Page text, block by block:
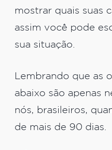
mostrar quais suas
assim você pode
sua situação.
Lembrando que as
abaixo são apenas
nós, brasileiros,
de mais de 90 dias.